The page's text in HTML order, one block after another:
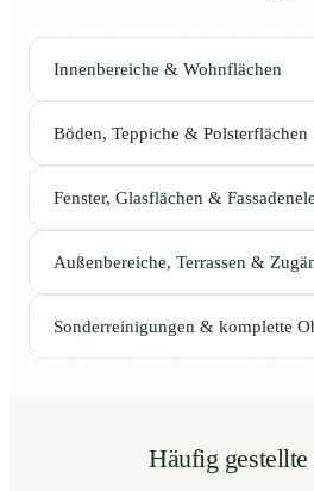
Innenbereiche & Wohnflächen
Böden, Teppiche & Polsterflächen
Fenster, Glasflächen &
Außenbereiche, Terrassen &
Sonderreinigungen & komplette
Häufig gestellte